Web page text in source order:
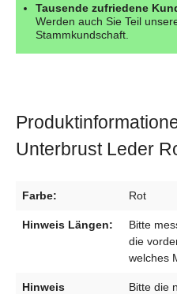
Tausende zufriedene
Werden auch Sie Teil
Stammkundschaft.
Unterbrust Leder
Farbe: Rot
Hinweis Längen:
Bitte
die
welches
Hinweis
Bitte die